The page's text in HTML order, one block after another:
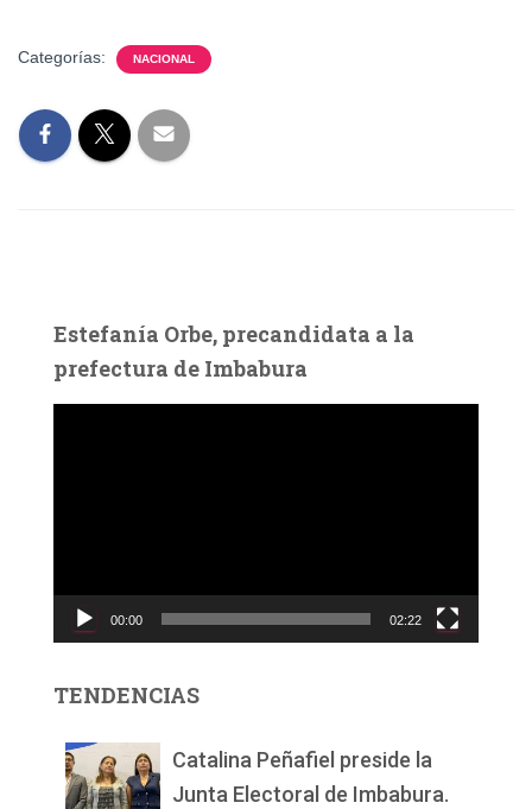
Categorías: NACIONAL
Estefanía Orbe, precandidata a la
prefectura de Imbabura
c
d
00:00 02:22
TENDENCIAS
Catalina Peñafiel preside la
Junta Electoral de Imbabura.